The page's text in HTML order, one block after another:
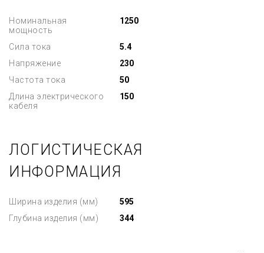
Номинальная
мощность
1250
Сила тока
5.4
Напряжение
230
Частота тока
50
Длина электрического
кабеля
150
ЛОГИСТИЧЕСКАЯ
ИНФОРМАЦИЯ
Ширина изделия (мм)
595
Глубина изделия (мм)
344